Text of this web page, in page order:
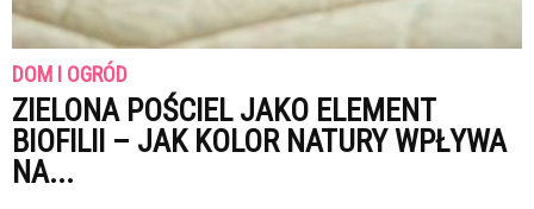
DOM I OGRÓD
ZIELONA POŚCIEL JAKO ELEMENT
BIOFILII – JAK KOLOR NATURY WPŁYWA
NA...